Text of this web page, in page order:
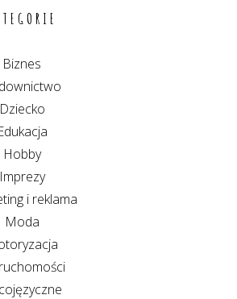
Biznes
Dziecko
Hobby
Imprezy
i reklama
Moda